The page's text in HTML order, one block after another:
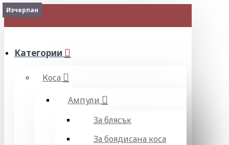
МЕНЮ
Категории
Коса
Ампули
За блясък
За боядисана коса
Изчерпан
Изчерпан